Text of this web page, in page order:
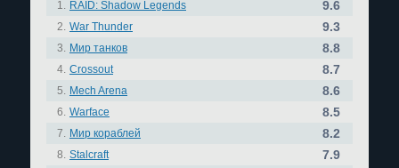
1. RAID: Shadow Legends 9.6
2. War Thunder 9.3
3. Мир танков 8.8
4. Crossout 8.7
5. Mech Arena 8.6
6. Warface 8.5
7. Мир кораблей 8.2
8. Stalcraft 7.9